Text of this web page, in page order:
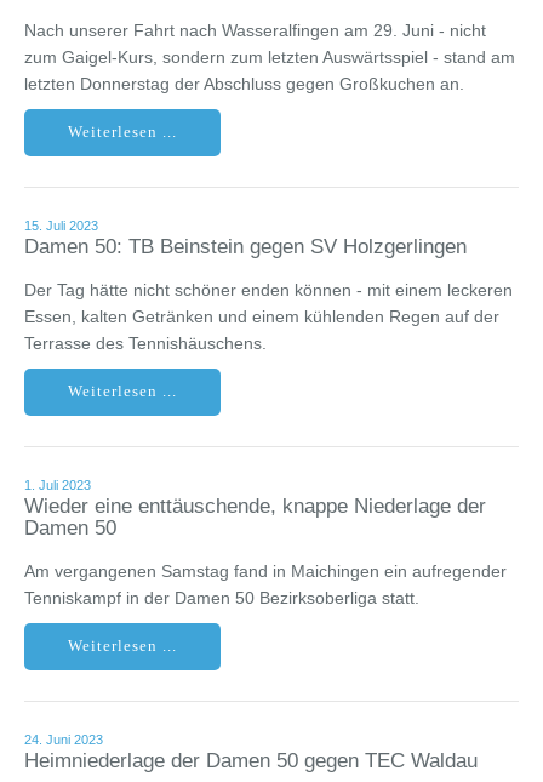
Nach unserer Fahrt nach Wasseralfingen am 29. Juni - nicht
zum Gaigel-Kurs, sondern zum letzten Auswärtsspiel - stand am
letzten Donnerstag der Abschluss gegen Großkuchen an.
Weiterlesen ...
15. Juli 2023
Damen 50: TB Beinstein gegen SV Holzgerlingen
Der Tag hätte nicht schöner enden können - mit einem leckeren
Essen, kalten Getränken und einem kühlenden Regen auf der
Terrasse des Tennishäuschens.
Weiterlesen ...
1. Juli 2023
Wieder eine enttäuschende, knappe Niederlage der
Damen 50
Am vergangenen Samstag fand in Maichingen ein aufregender
Tenniskampf in der Damen 50 Bezirksoberliga statt.
Weiterlesen ...
24. Juni 2023
Heimniederlage der Damen 50 gegen TEC Waldau